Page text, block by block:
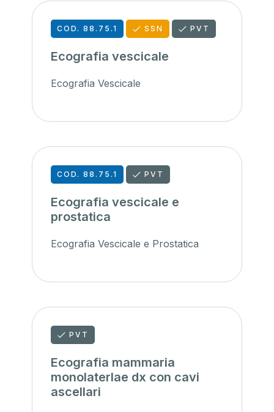
COD. 88.75.1 SSN PVT
Ecografia vescicale
Ecografia Vescicale
COD. 88.75.1 PVT
Ecografia vescicale e
prostatica
Ecografia Vescicale e Prostatica
PVT
Ecografia mammaria
monolaterlae dx con cavi
ascellari